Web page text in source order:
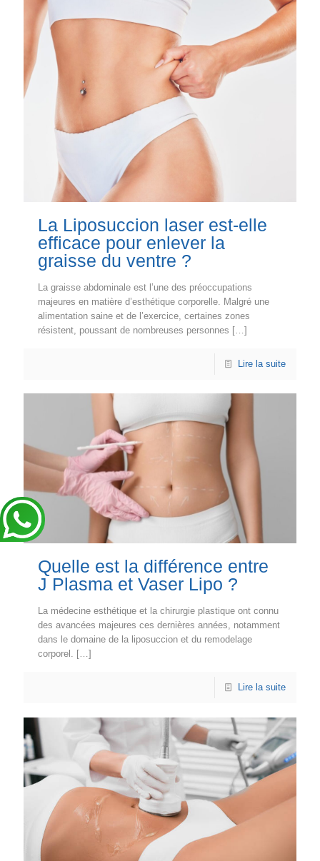
La Liposuccion laser est-elle
efficace pour enlever la
graisse du ventre ?
La graisse abdominale est l’une des préoccupations
majeures en matière d’esthétique corporelle. Malgré une
alimentation saine et de l’exercice, certaines zones
résistent, poussant de nombreuses personnes […]
Lire la suite
Quelle est la différence entre
J Plasma et Vaser Lipo ?
La médecine esthétique et la chirurgie plastique ont connu
des avancées majeures ces dernières années, notamment
dans le domaine de la liposuccion et du remodelage
corporel. […]
Lire la suite